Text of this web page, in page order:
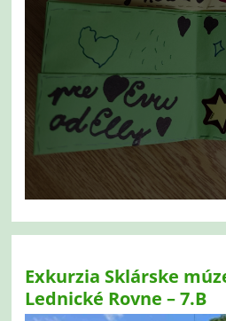
Exkurzia Sklárske
Lednické Rovne – 7.B